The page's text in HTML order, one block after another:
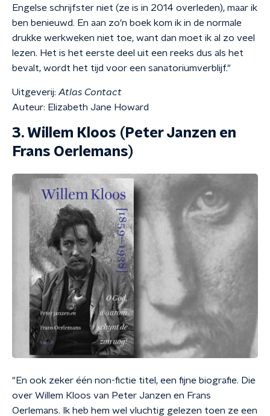
Engelse schrijfster niet (ze is in 2014 overleden), maar ik
ben benieuwd. En aan zo'n boek kom ik in de normale
drukke werkweken niet toe, want dan moet ik al zo veel
lezen. Het is het eerste deel uit een reeks dus als het
bevalt, wordt het tijd voor een sanatoriumverblijf."
Uitgeverij: Atlas Contact
Auteur: Elizabeth Jane Howard
3. Willem Kloos (Peter Janzen en
Frans Oerlemans)
"En ook zeker één non-fictie titel, een fijne biografie. Die
over Willem Kloos van Peter Janzen en Frans
Oerlemans. Ik heb hem wel vluchtig gelezen toen ze een